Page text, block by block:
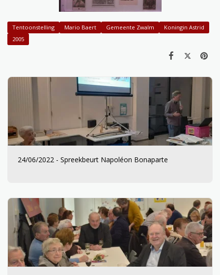
Tentoonstelling Mario Baert Gemeente Zwalm
Koningin Astrid
2005
24/06/2022 - Spreekbeurt Napoléon Bonaparte